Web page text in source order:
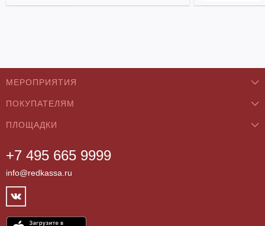
+7 495 665 9999
info@redkassa.ru
МЕРОПРИЯТИЯ
Концерты
Классика
Театры
Фестивали
Спорт
Цирк
ПОКУПАТЕЛЯМ
О нас
Как купить
Возврат билетов
Контакты
Партнёры
ПЛОЩАДКИ
Бар/Ресторан/Кафе
Клуб
Концертный зал
Театр